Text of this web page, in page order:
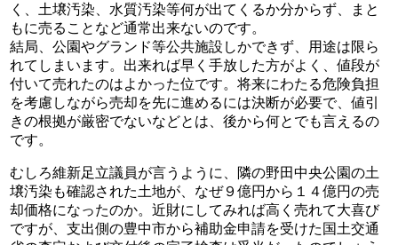
く、土壌汚染、水質汚染等何が出てくるか分からず、まと
もに売ることなど通常出来ないのです。
結局、公園やグランド等公共施設しかできず、用途は限ら
れてしまいます。出来れば早く手放した方がよく、値段が
付いて売れたのはよかった位です。将来にわたる危険負担
を考慮しながら売却を先に進めるには決断が必要で、値引
きの根拠が厳密でないなどとは、後から何とでも言えるの
です。
むしろ維新足立議員が言うように、隣の野田中央公園の土
壌汚染も確認された土地が、なぜ９億円から１４億円の売
却価格になったのか。近財にしてみれば高く売れて大喜び
ですが、支出側の豊中市から補助金申請を受けた国土交通